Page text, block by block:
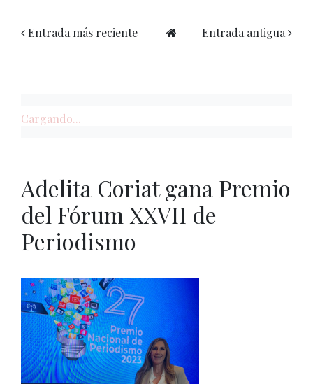
Entrada más reciente Entrada antigua
Cargando...
Adelita Coriat gana Premio
del Fórum XXVII de
Periodismo